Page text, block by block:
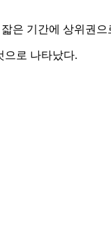
은 기간에 상위권으
으로 나타났다.